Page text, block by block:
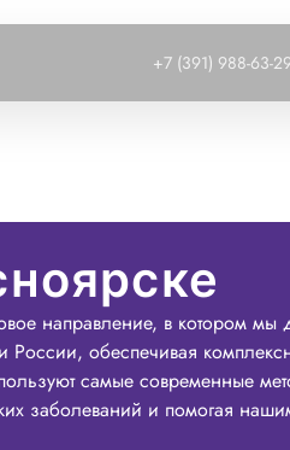
+7 (391) 988-63-29
направление, в котором мы
России, обеспечивая
самые современные
заболеваний и помогая